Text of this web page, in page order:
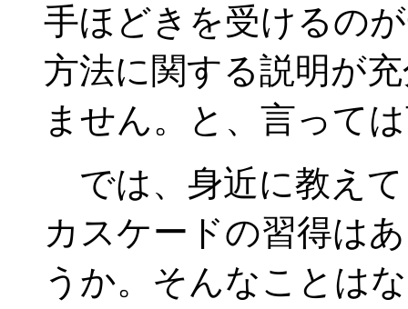
手ほどきを受けるの
方法に関する説明が
ません。と、言って
では、身近に教え
カスケードの習得は
うか。そんなことは